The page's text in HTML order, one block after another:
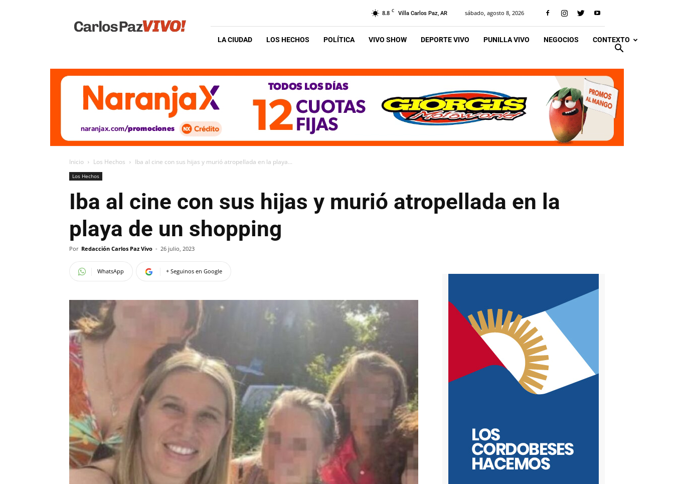
Vivo
8.8 C Villa Carlos Paz, AR sábado, agosto 8, 2026
LA CIUDAD LOS HECHOS POLÍTICA VIVO SHOW DEPORTE VIVO PUNILLA VIVO NEGOCIOS CONTEXTO
Inicio Los Hechos Iba al cine con sus hijas y murió atropellada en la playa...
Los Hechos
Iba al cine con sus hijas y murió atropellada en la
playa de un shopping
Por Redacción Carlos Paz Vivo - 26 julio, 2023
WhatsApp + Seguinos en Google